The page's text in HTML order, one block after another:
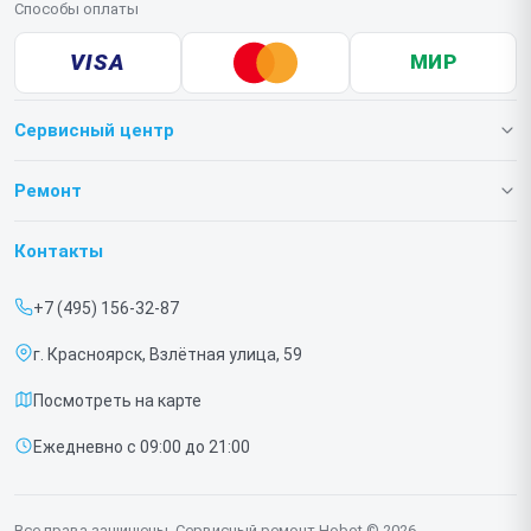
Способы оплаты
VISA МИР
Сервисный центр
О нашем сервисе
Срочный ремонт
Доставка и способы оплаты
Диагностика
Контакты
Ремонт
Роботов-пылесосов
Контакты
+7 (495) 156-32-87
г. Красноярск, Взлётная улица, 59
Посмотреть на карте
Ежедневно с 09:00 до 21:00